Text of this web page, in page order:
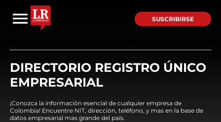
SUSCRIBIRSE
DIRECTORIO REGISTRO ÚNICO
EMPRESARIAL
¡Conozca la información esencial de cualquier empresa de
Colombia! Encuentre NIT, dirección, teléfono, y mas en la base de
datos empresarial mas grande del país.